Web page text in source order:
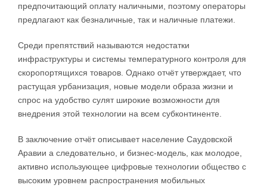
предпочитающий оплату наличными, поэтому операторы
предлагают как безналичные, так и наличные платежи.
Среди препятствий называются недостатки
инфраструктуры и системы температурного контроля для
скоропортящихся товаров. Однако отчёт утверждает, что
растущая урбанизация, новые модели образа жизни и
спрос на удобство сулят широкие возможности для
внедрения этой технологии на всем субконтиненте.
В заключение отчёт описывает население Саудовской
Аравии а следовательно, и бизнес-модель, как молодое,
активно использующее цифровые технологии общество с
высоким уровнем распространения мобильных